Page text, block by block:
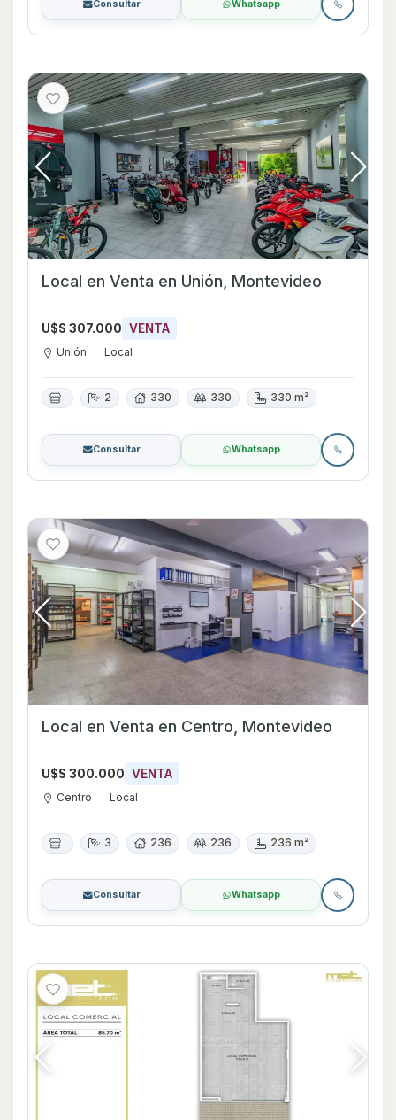
Consultar Whatsapp
Local en Venta en Unión, Montevideo
U$S 307.000 VENTA
Unión Local
2 330 330 330 m²
Consultar Whatsapp
Local en Venta en Centro, Montevideo
U$S 300.000 VENTA
Centro Local
3 236 236 236 m²
Consultar Whatsapp